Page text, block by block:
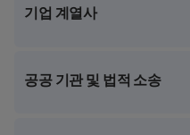
기업 계열사
공공 기관 및 법적 소송